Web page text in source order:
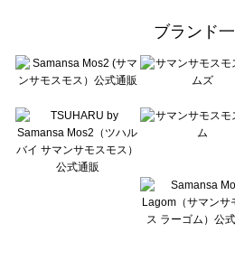
Te chichi（テチチ）の一覧
Te chichi CLASSIC（テチチ クラシック）の一覧
Lugnoncure（ルノンキュール）の一覧
BETTY'S BLUE（べティーズブルー）の一覧
Wpc.（ワールドパーティー）の一覧
ブランド